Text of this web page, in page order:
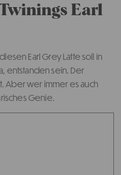
Earl
Earl Grey Latte soll in
entstanden sein. Der
Aber wer immer es auch
Genie.